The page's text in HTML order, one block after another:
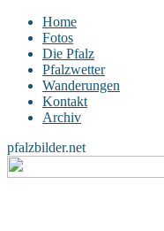
Home
Fotos
Die Pfalz
Pfalzwetter
Wanderungen
Kontakt
Archiv
pfalzbilder.net